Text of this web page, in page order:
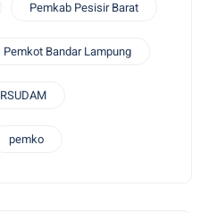
Pemkab Pesisir Barat
Pemkot Bandar Lampung
RSUDAM
pemko